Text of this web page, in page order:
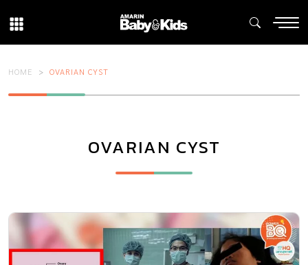
HOME OVARIAN CYST
OVARIAN CYST